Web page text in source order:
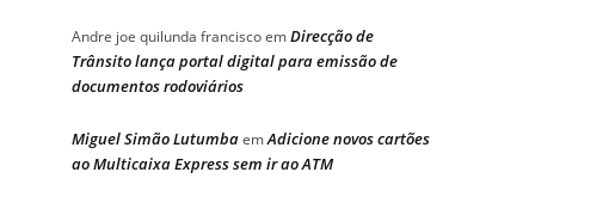
Andre joe quilunda franciscoemDirecção de
Trânsito lança portal digital para emissão de
documentos rodoviários
Miguel Simão LutumbaemAdicione novos cartões
ao Multicaixa Express sem ir ao ATM